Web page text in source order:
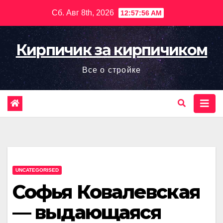
содержимому
Сб. Авг 8th, 2026 12:57:57 AM
Кирпичик за кирпичиком
Все о стройке
UNCATEGORISED
Софья Ковалевская
— выдающаяся